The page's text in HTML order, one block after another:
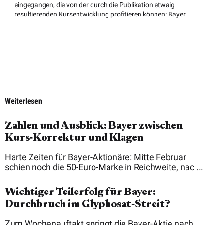
eingegangen, die von der durch die Publikation etwaig
resultierenden Kursentwicklung profitieren können: Bayer.
Weiterlesen
Zahlen und Ausblick: Bayer zwischen
Kurs‑Korrektur und Klagen
Harte Zeiten für Bayer-Aktionäre: Mitte Februar
schien noch die 50-Euro-Marke in Reichweite, nac ...
Wichtiger Teilerfolg für Bayer:
Durchbruch im Glyphosat‑Streit?